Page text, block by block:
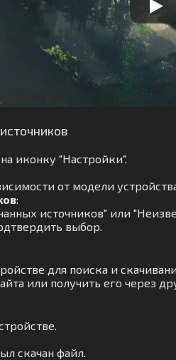
иконку "Настройки".
от модели
:
источников" или
выбор.
для поиска и
или получить его через
скачан файл.